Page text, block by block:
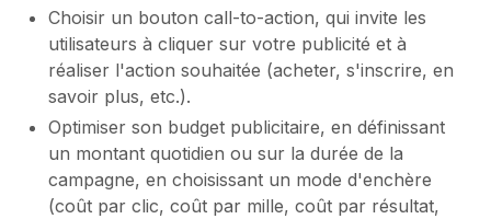
Choisir un bouton call-to-action, qui invite les
utilisateurs à cliquer sur votre publicité et à
réaliser l'action souhaitée (acheter, s'inscrire, en
savoir plus, etc.).
Optimiser son budget publicitaire, en définissant
un montant quotidien ou sur la durée de la
campagne, en choisissant un mode d'enchère
(coût par clic, coût par mille, coût par résultat,